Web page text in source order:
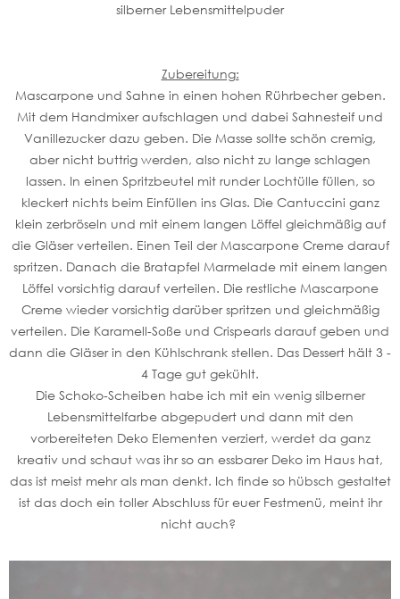
silberner Lebensmittelpuder
Zubereitung:
Mascarpone und Sahne in einen hohen Rührbecher geben.
Mit dem Handmixer aufschlagen und dabei Sahnesteif und
Vanillezucker dazu geben. Die Masse sollte schön cremig,
aber nicht buttrig werden, also nicht zu lange schlagen
lassen. In einen Spritzbeutel mit runder Lochtülle füllen, so
kleckert nichts beim Einfüllen ins Glas. Die Cantuccini ganz
klein zerbröseln und mit einem langen Löffel gleichmäßig auf
die Gläser verteilen. Einen Teil der Mascarpone Creme darauf
spritzen. Danach die Bratapfel Marmelade mit einem langen
Löffel vorsichtig darauf verteilen. Die restliche Mascarpone
Creme wieder vorsichtig darüber spritzen und gleichmäßig
verteilen. Die Karamell-Soße und Crispearls darauf geben und
dann die Gläser in den Kühlschrank stellen. Das Dessert hält 3 -
4 Tage gut gekühlt.
Die Schoko-Scheiben habe ich mit ein wenig silberner
Lebensmittelfarbe abgepudert und dann mit den
vorbereiteten Deko Elementen verziert, werdet da ganz
kreativ und schaut was ihr so an essbarer Deko im Haus hat,
das ist meist mehr als man denkt. Ich finde so hübsch gestaltet
ist das doch ein toller Abschluss für euer Festmenü, meint ihr
nicht auch?